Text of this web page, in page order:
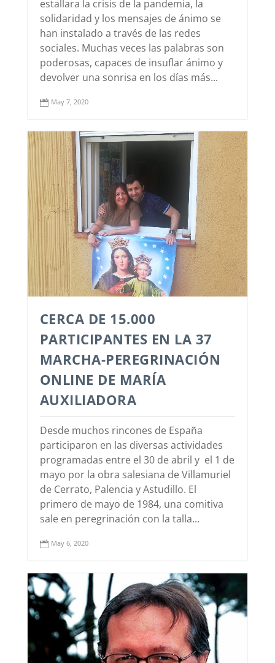
estallara la crisis de la pandemia, la
solidaridad y los mensajes de ánimo se
han instalado a través de las redes
sociales. Muchas veces las palabras son
poderosas, capaces de insuflar ánimo y
devolver una sonrisa en los días más...
 May 7, 2020
CERCA DE 15.000
PARTICIPANTES EN LA 37
MARCHA-PEREGRINACIÓN
ONLINE DE MARÍA
AUXILIADORA
Desde muchos rincones de España
participaron en las diversas actividades
programadas entre el 30 de abril y el 1 de
mayo por la obra salesiana de Villamuriel
de Cerrato, Palencia y Astudillo. El
primero de mayo de 1984, una comitiva
sale en peregrinación con la talla...
 May 6, 2020